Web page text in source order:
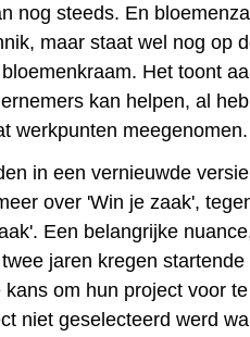
nog steeds. En
maar staat wel nog op
Het toont
kan helpen, al
werkpunten meegenomen.
in een vernieuwde
over 'Win je zaak',
Een belangrijke
jaren kregen startende
om hun project voor
niet geselecteerd werd